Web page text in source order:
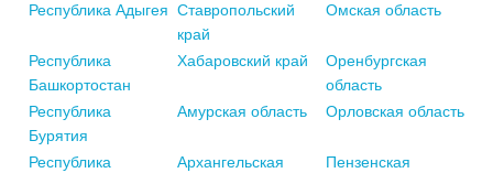
Республика Адыгея Ставропольский
край
Омская область
Республика
Башкортостан
Хабаровский край
Оренбургская
область
Республика
Бурятия
Амурская область Орловская область
Республика
Архангельская
Пензенская